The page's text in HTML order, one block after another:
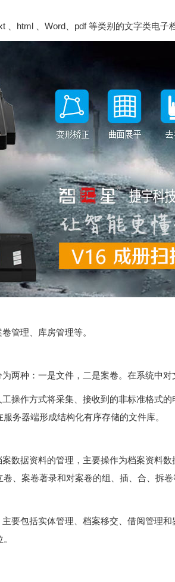
、html 、Word、pdf 等类别的文字类电子
管理、库房管理等。
两种：一是文件，二是案卷。在系统中对
操作方式将采集、接收到的非标准格式
务器端形成结构化有序存储的文件库。
数据资料的管理，主要操作为档案资料
、案卷著录和对案卷的组、插、合、拆卷
要包括实体管理、档案移交、借阅管理